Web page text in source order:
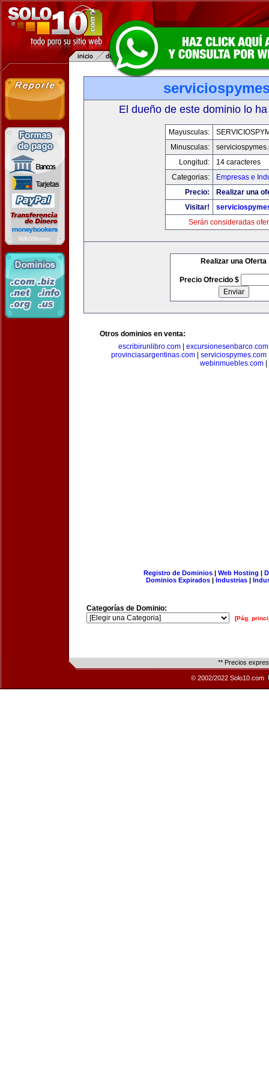
El dueño de este dominio lo
Mayusculas:
Minusculas:
Longitud:
14 caracteres
Categorias:
Empresas e
Precio:
Realizar una
Visitar!
Serán consideradas
Realizar una Oferta
Precio Ofrecido $
Otros dominios en venta:
escribirunlibro.com
excursionesenbarco.com
provinciasargentinas.com
serviciospymes.com
webinmuebles.com
Registro de Dominios| Web Hosting |
Dominios Expirados | Industrias |
Categorías de Dominio:
[Pág.
** Precios
© 2002/2022 Solo10.com